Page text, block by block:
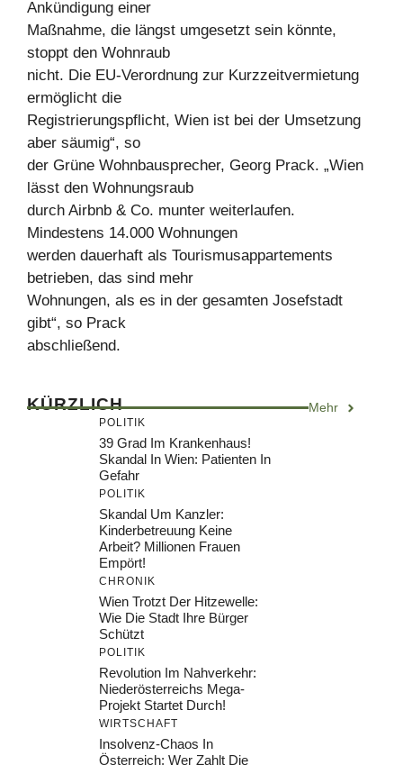
Ankündigung einer
Maßnahme, die längst umgesetzt sein könnte,
stoppt den Wohnraub
nicht. Die EU-Verordnung zur Kurzzeitvermietung
ermöglicht die
Registrierungspflicht, Wien ist bei der Umsetzung
aber säumig“, so
der Grüne Wohnbausprecher, Georg Prack. „Wien
lässt den Wohnungsraub
durch Airbnb & Co. munter weiterlaufen.
Mindestens 14.000 Wohnungen
werden dauerhaft als Tourismusappartements
betrieben, das sind mehr
Wohnungen, als es in der gesamten Josefstadt
gibt“, so Prack
abschließend.
KÜRZLICH Mehr
POLITIK
39 Grad Im Krankenhaus!
Skandal In Wien: Patienten In
Gefahr
POLITIK
Skandal Um Kanzler:
Kinderbetreuung Keine
Arbeit? Millionen Frauen
Empört!
CHRONIK
Wien Trotzt Der Hitzewelle:
Wie Die Stadt Ihre Bürger
Schützt
POLITIK
Revolution Im Nahverkehr:
Niederösterreichs Mega-
Projekt Startet Durch!
WIRTSCHAFT
Insolvenz-Chaos In
Österreich: Wer Zahlt Die